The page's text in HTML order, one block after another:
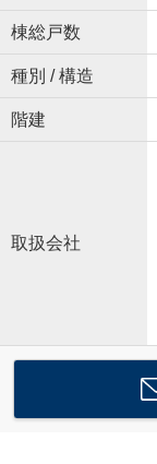
棟総戸数
種別 / 構造
階建
取扱会社